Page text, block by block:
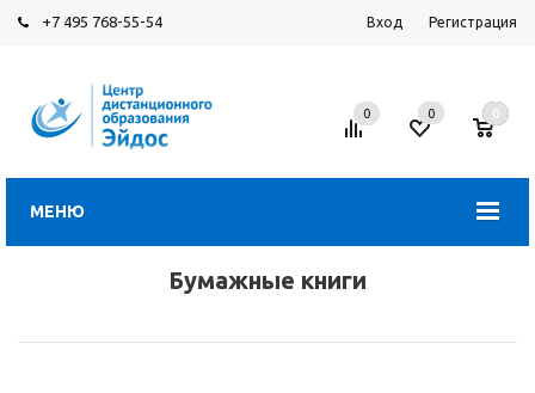
+7 495 768-55-54 Вход Регистрация
МЕНЮ
0 0 0
Бумажные книги